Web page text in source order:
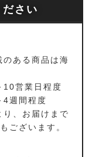
さい
のある商品は海
10営業日程度
4週間程度
、お届けまで
ございます。